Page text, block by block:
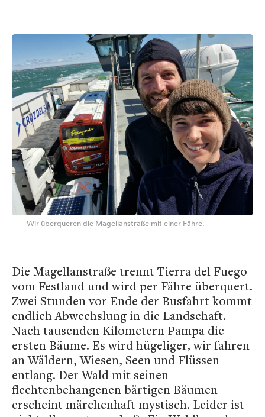
Wir überqueren die Magellanstraße mit einer Fähre.
Die Magellanstraße trennt Tierra del Fuego
vom Festland und wird per Fähre überquert.
Zwei Stunden vor Ende der Busfahrt kommt
endlich Abwechslung in die Landschaft.
Nach tausenden Kilometern Pampa die
ersten Bäume. Es wird hügeliger, wir fahren
an Wäldern, Wiesen, Seen und Flüssen
entlang. Der Wald mit seinen
flechtenbehangenen bärtigen Bäumen
erscheint märchenhaft mystisch. Leider ist